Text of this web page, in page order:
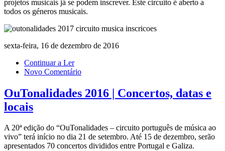
projetos musicais já se podem inscrever. Este circuito é aberto a
todos os géneros musicais.
sexta-feira, 16 de dezembro de 2016
Continuar a Ler
Novo Comentário
OuTonalidades 2016 | Concertos, datas e
locais
A 20ª edição do “OuTonalidades – circuito português de música ao
vivo” terá início no dia 21 de setembro. Até 15 de dezembro, serão
apresentados 70 concertos divididos entre Portugal e Galiza.